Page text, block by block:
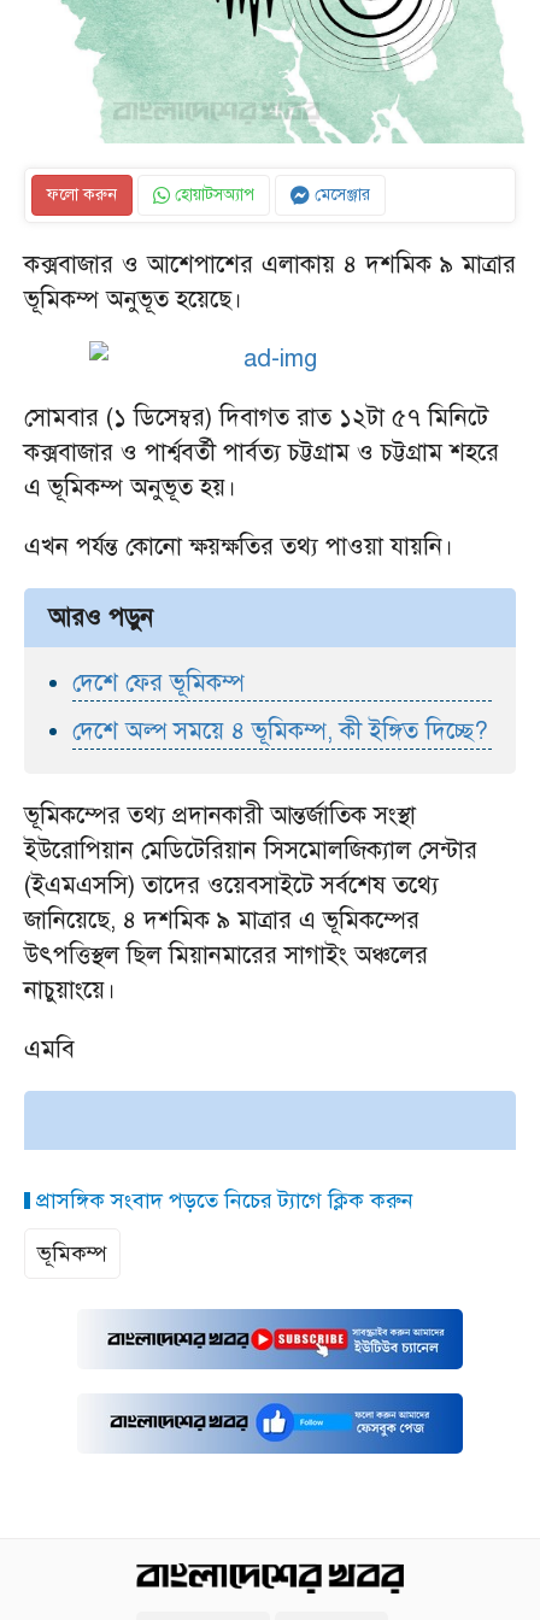
ফলো করুন হোয়াটসঅ্যাপ মেসেঞ্জার
কক্সবাজার ও আশেপাশের এলাকায় ৪ দশমিক ৯ মাত্রার
ভূমিকম্প অনুভূত হয়েছে।
সোমবার (১ ডিসেম্বর) দিবাগত রাত ১২টা ৫৭ মিনিটে
কক্সবাজার ও পার্শ্ববর্তী পার্বত্য চট্টগ্রাম ও চট্টগ্রাম শহরে
এ ভূমিকম্প অনুভূত হয়।
এখন পর্যন্ত কোনো ক্ষয়ক্ষতির তথ্য পাওয়া যায়নি।
আরও পড়ুন
দেশে ফের ভূমিকম্প
দেশে অল্প সময়ে ৪ ভূমিকম্প, কী ইঙ্গিত দিচ্ছে?
ভূমিকম্পের তথ্য প্রদানকারী আন্তর্জাতিক সংস্থা
ইউরোপিয়ান মেডিটেরিয়ান সিসমোলজিক্যাল সেন্টার
(ইএমএসসি) তাদের ওয়েবসাইটে সর্বশেষ তথ্যে
জানিয়েছে, ৪ দশমিক ৯ মাত্রার এ ভূমিকম্পের
উৎপত্তিস্থল ছিল মিয়ানমারের সাগাইং অঞ্চলের
নাচুয়াংয়ে।
এমবি
প্রাসঙ্গিক সংবাদ পড়তে নিচের ট্যাগে ক্লিক করুন
ভূমিকম্প